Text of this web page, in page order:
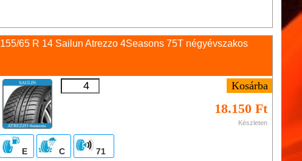
155/65 R 14 Sailun Atrezzo 4Seasons 75T négyévszakos
18.150 Ft
Készleten
E C 71